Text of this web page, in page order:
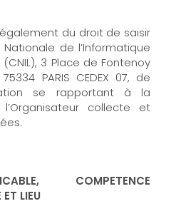
du droit de saisir
de l’Informatique
3 Place de Fontenoy
PARIS CEDEX 07, de
se rapportant à la
collecte et
COMPETENCE
LIEU